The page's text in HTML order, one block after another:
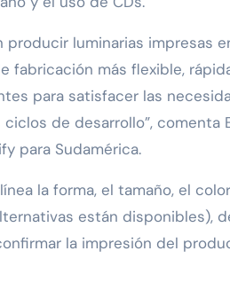
luminarias impresas
fabricación más flexible,
para satisfacer las
de desarrollo”, comenta
para Sudamérica.
la forma, el tamaño, el
están disponibles),
la impresión del